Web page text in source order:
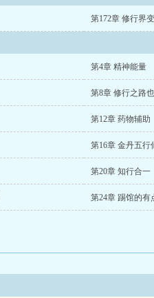
第172章 修行界
第4章 精神能量
第8章 修行之路
第12章 药物辅助
第16章 金丹五行
第20章 知行合一
第24章 踢馆的有